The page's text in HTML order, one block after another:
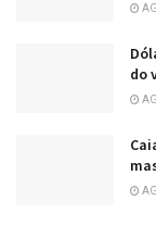
do